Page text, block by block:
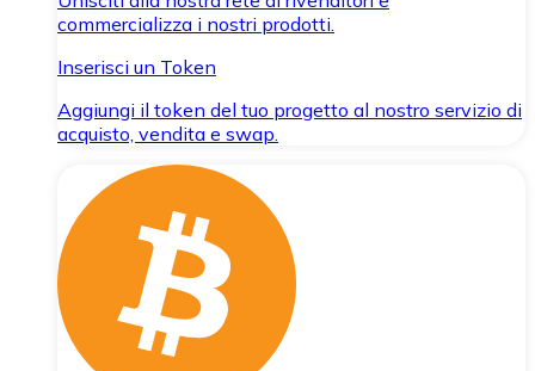
commercializza i nostri prodotti.
Inserisci un Token
Aggiungi il token del tuo progetto al nostro servizio di
acquisto, vendita e swap.